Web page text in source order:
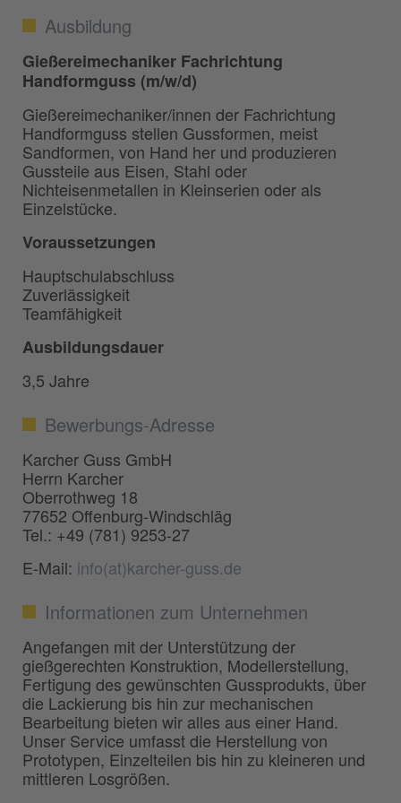
Ausbildung
Gießereimechaniker Fachrichtung
Handformguss (m/w/d)
Gießereimechaniker/innen der Fachrichtung
Handformguss stellen Gussformen, meist
Sandformen, von Hand her und produzieren
Gussteile aus Eisen, Stahl oder
Nichteisenmetallen in Kleinserien oder als
Einzelstücke.
Voraussetzungen
Hauptschulabschluss
Zuverlässigkeit
Teamfähigkeit
Ausbildungsdauer
3,5 Jahre
Bewerbungs-Adresse
Karcher Guss GmbH
Herrn Karcher
Oberrothweg 18
77652 Offenburg-Windschläg
Tel.: +49 (781) 9253-27
E-Mail: info(at)karcher-guss.de
Informationen zum Unternehmen
Angefangen mit der Unterstützung der
gießgerechten Konstruktion, Modellerstellung,
Fertigung des gewünschten Gussprodukts, über
die Lackierung bis hin zur mechanischen
Bearbeitung bieten wir alles aus einer Hand.
Unser Service umfasst die Herstellung von
Prototypen, Einzelteilen bis hin zu kleineren und
mittleren Losgrößen.